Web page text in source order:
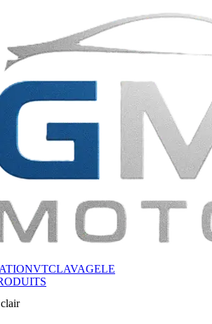
VTCLAVAGELE